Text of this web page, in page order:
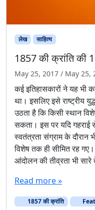
लेख साहित्‍य
1857 की क्रांति की
May 25, 2017 / May 25,
कई इतिहासकारों ने यह भी
था। इसलिए इसे राष्ट्रीय
उठता है कि किसी स्थान
सकता। इस पर यदि गहराई
स्वतंत्रता संग्राम के
विशेष तक ही सीमित रह
आंदोलन की तीव्रता भी
Read more »
1857 की क्रांति